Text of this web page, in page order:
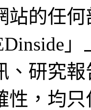
站的任
、研究
性，均